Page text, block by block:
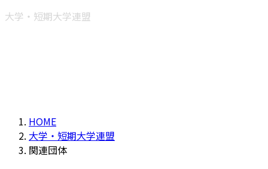
大学・短期大学連盟
HOME
大学・短期大学連盟
関連団体